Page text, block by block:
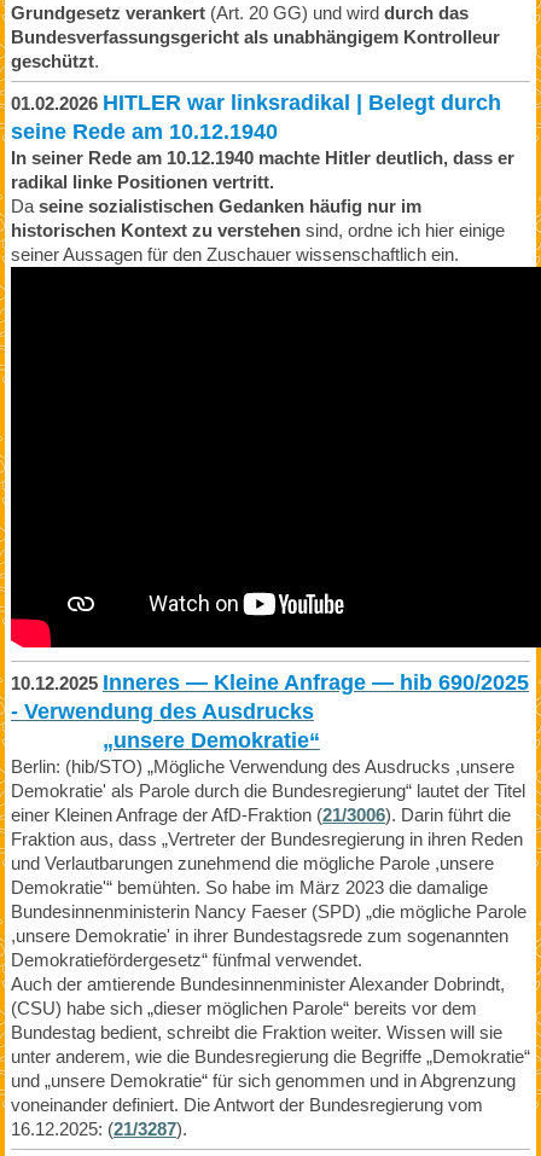
Grundgesetz verankert(Art. 20 GG) und wird durch das
Bundesverfassungsgericht als unabhängigem Kontrolleur
geschützt.
01.02.2026 HITLER war linksradikal | Belegt durch
seine Rede am 10.12.1940
In seiner Rede am 10.12.1940 machte Hitler deutlich, dass er
radikal linke Positionen vertritt.
Da seine sozialistischen Gedanken häufig nur im
historischen Kontext zu verstehensind, ordne ich hier einige
seiner Aussagen für den Zuschauer wissenschaftlich ein.
10.12.2025 Inneres — Kleine Anfrage — hib 690/2025
- Verwendung des Ausdrucks
„unsere Demokratie“
Berlin: (hib/STO) „Mögliche Verwendung des Ausdrucks ,unsere
Demokratie' als Parole durch die Bundesregierung“ lautet der Titel
einer Kleinen Anfrage der AfD-Fraktion (21/3006). Darin führt die
Fraktion aus, dass „Vertreter der Bundesregierung in ihren Reden
und Verlautbarungen zunehmend die mögliche Parole ,unsere
Demokratie'“ bemühten. So habe im März 2023 die damalige
Bundesinnenministerin Nancy Faeser (SPD) „die mögliche Parole
,unsere Demokratie' in ihrer Bundestagsrede zum sogenannten
Demokratiefördergesetz“ fünfmal verwendet.
Auch der amtierende Bundesinnenminister Alexander Dobrindt,
(CSU) habe sich „dieser möglichen Parole“ bereits vor dem
Bundestag bedient, schreibt die Fraktion weiter. Wissen will sie
unter anderem, wie die Bundesregierung die Begriffe „Demokratie“
und „unsere Demokratie“ für sich genommen und in Abgrenzung
voneinander definiert. Die Antwort der Bundesregierung vom
16.12.2025: (21/3287).